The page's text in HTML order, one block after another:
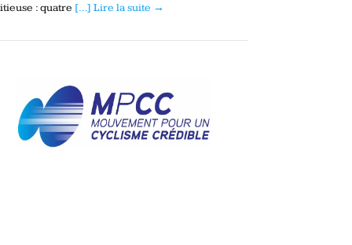
: quatre […] Lire la suite →